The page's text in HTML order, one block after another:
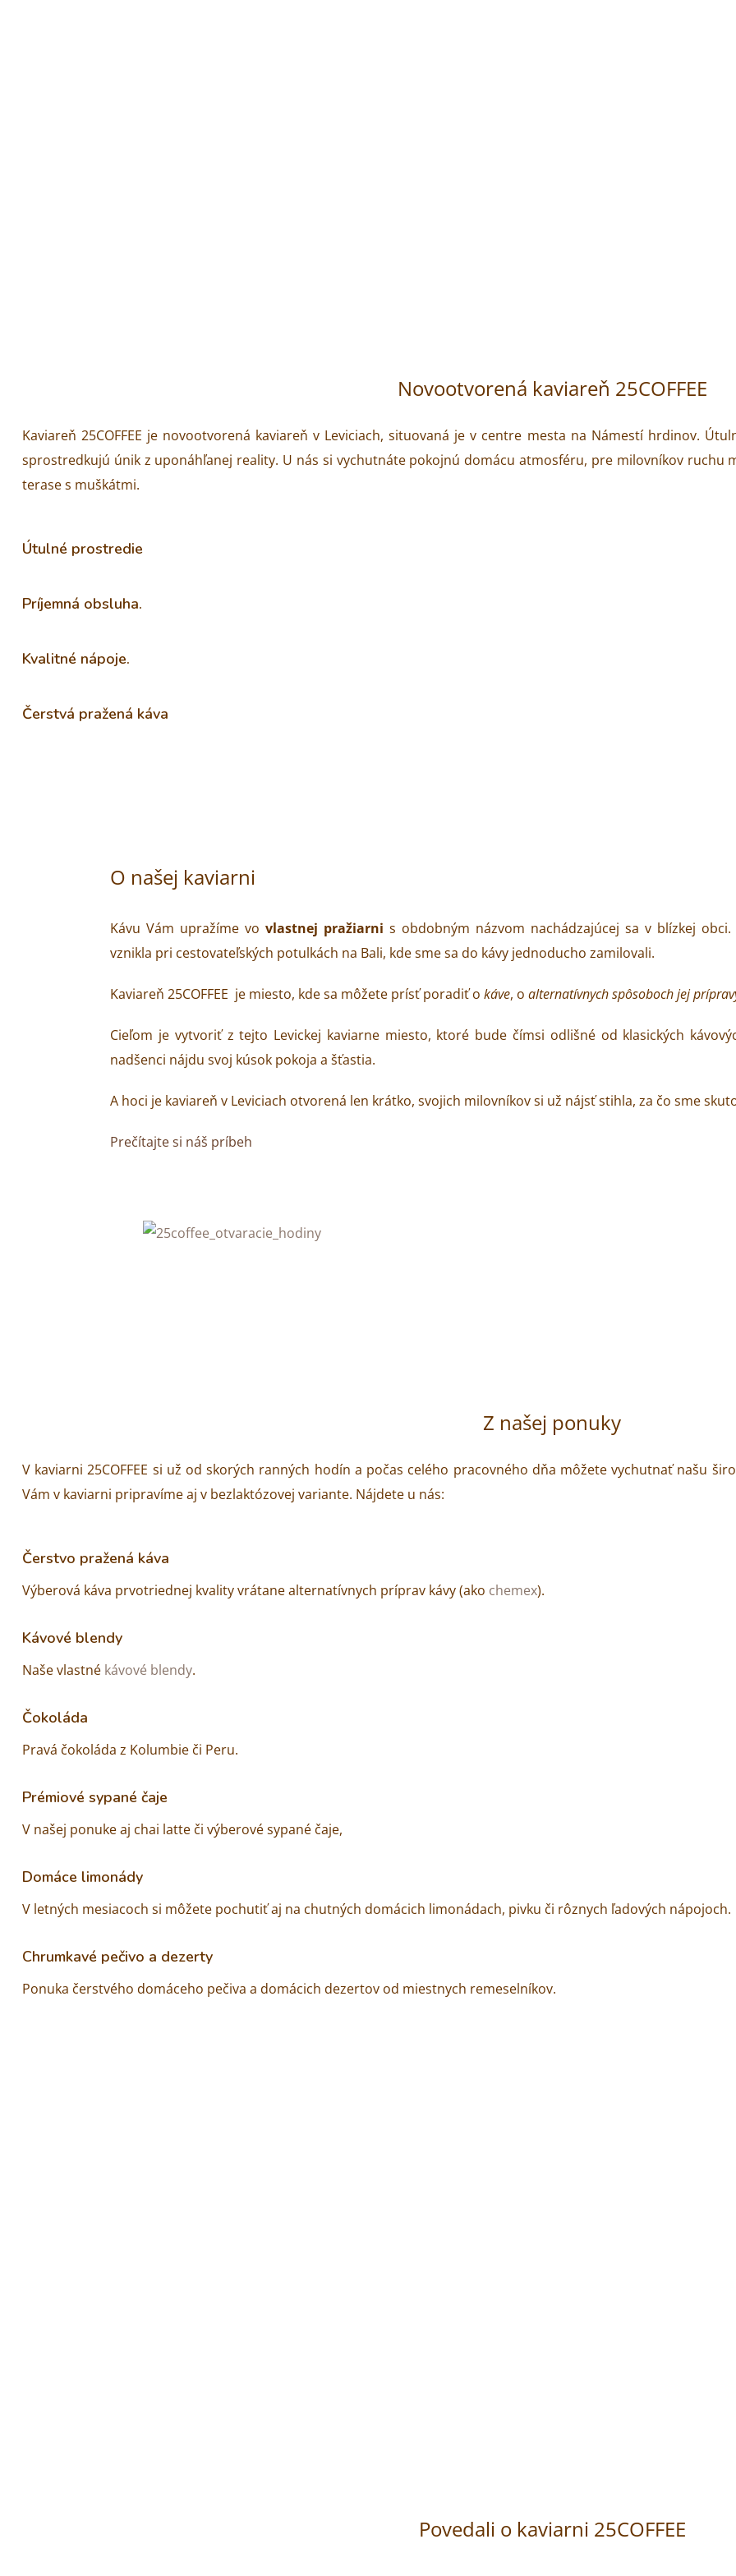
Novootvorená kaviareň 25COFFEE
Kaviareň 25COFFEE je novootvorená kaviareň v Leviciach, situovaná je v centre mesta na Námestí hrdinov.
sprostredkujú únik z uponáhľanej reality. U nás si vychutnáte pokojnú domácu atmosféru, pre milovníkov ruchu
terase s muškátmi.
Útulné prostredie
Príjemná obsluha.
Kvalitné nápoje.
Čerstvá pražená káva
O našej kaviarni
Kávu Vám upražíme vovlastnej pražiarni s obdobným názvom nachádzajúcej sa v blízkej
vznikla pri cestovateľských potulkách na Bali, kde sme sa do kávy jednoducho zamilovali.
Kaviareň 25COFFEE je miesto, kde sa môžete prísť poradiť okáve, oalternatívnych spôsoboch jej
Cieľom je vytvoriť z tejto Levickej kaviarne miesto, ktoré bude čímsi odlišné od klasických
nadšenci nájdu svoj kúsok pokoja a šťastia.
A hoci je kaviareň v Leviciach otvorená len krátko, svojich milovníkov si už nájsť stihla, za čo sme
Prečítajte si náš príbeh
Z našej ponuky
V kaviarni 25COFFEE si už od skorých ranných hodín a počas celého pracovného dňa môžete vychutnať našu
Vám v kaviarni pripravíme aj v bezlaktózovej variante. Nájdete u nás:
Čerstvo pražená káva
Výberová káva prvotriednej kvality vrátane alternatívnych príprav kávy (ako chemex).
Kávové blendy
Naše vlastné kávové blendy.
Čokoláda
Pravá čokoláda z Kolumbie či Peru.
Prémiové sypané čaje
V našej ponuke aj chai latte či výberové sypané čaje,
Domáce limonády
V letných mesiacoch si môžete pochutiť aj na chutných domácich limonádach, pivku či rôznych ľadových nápojoch.
Chrumkavé pečivo a dezerty
Ponuka čerstvého domáceho pečiva a domácich dezertov od miestnych remeselníkov.
Povedali o kaviarni 25COFFEE